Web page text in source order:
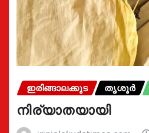
ഇരിങ്ങാലക്കുട തൃശൂർ
നിര്യാതയായി